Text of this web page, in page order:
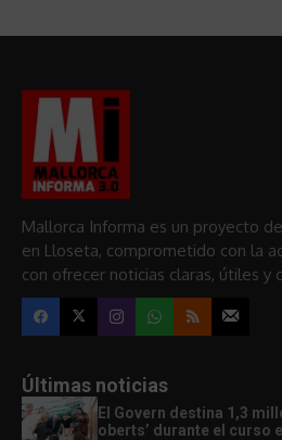
Mallorca Informa es un proyecto
en Lloseta, comprometido con la
con ofrecer noticias claras, útiles y
Últimas noticias
El Govern destina 1,3
oberts’ durante el curso